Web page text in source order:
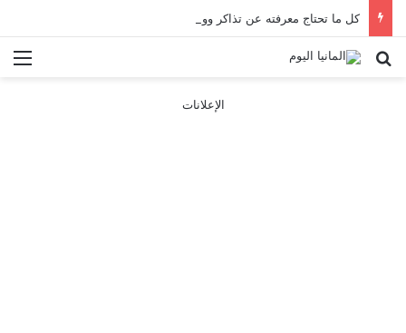
كل ما تحتاج معرفته عن تذاكر ووسائل النقل في باريس 2025
بحث عن
الإعلانات